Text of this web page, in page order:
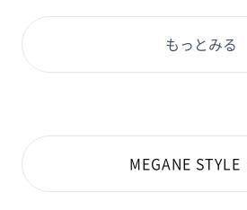
もっとみる
MEGANE